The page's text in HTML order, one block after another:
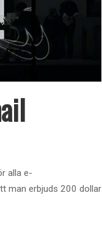
alla e-
man erbjuds 200 dollar